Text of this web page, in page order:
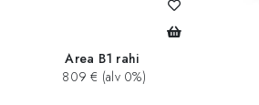
Area B1 rahi
809 € (alv 0%)